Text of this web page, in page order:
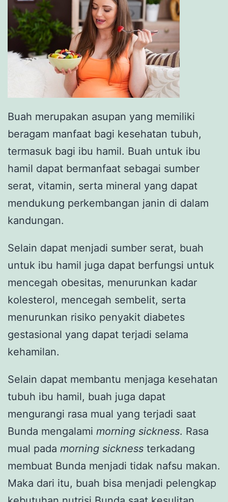
Buah merupakan asupan yang memiliki
beragam manfaat bagi kesehatan tubuh,
termasuk bagi ibu hamil. Buah untuk ibu
hamil dapat bermanfaat sebagai sumber
serat, vitamin, serta mineral yang dapat
mendukung perkembangan janin di dalam
kandungan.
Selain dapat menjadi sumber serat, buah
untuk ibu hamil juga dapat berfungsi untuk
mencegah obesitas, menurunkan kadar
kolesterol, mencegah sembelit, serta
menurunkan risiko penyakit diabetes
gestasional yang dapat terjadi selama
kehamilan.
Selain dapat membantu menjaga kesehatan
tubuh ibu hamil, buah juga dapat
mengurangi rasa mual yang terjadi saat
Bunda mengalami morning sickness. Rasa
mual pada morning sickness terkadang
membuat Bunda menjadi tidak nafsu makan.
Maka dari itu, buah bisa menjadi pelengkap